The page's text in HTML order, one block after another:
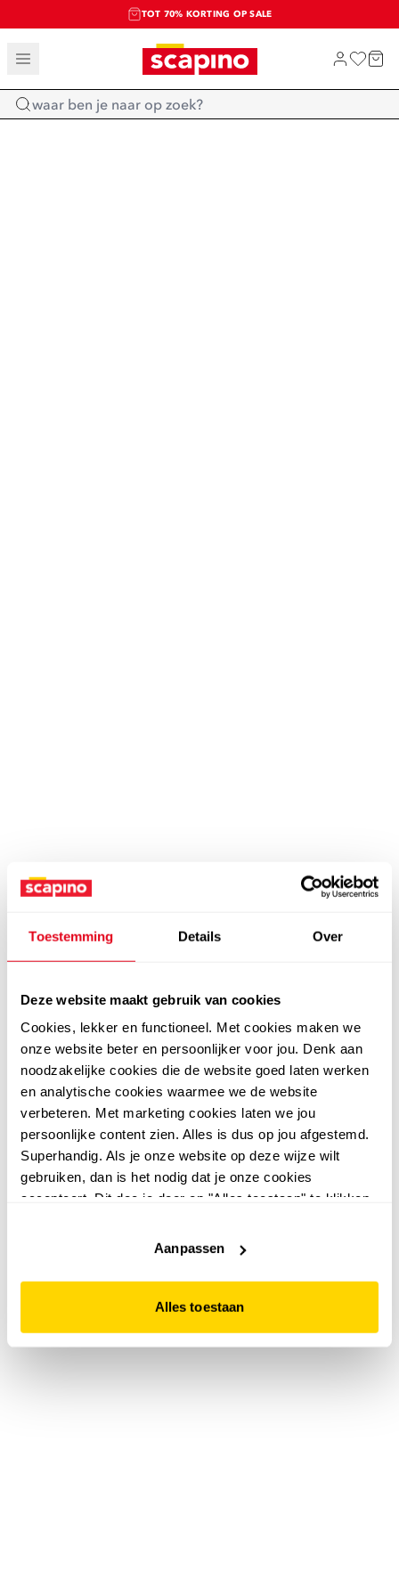
Toestemming Details Over
Deze website maakt gebruik van cookies
Cookies, lekker en functioneel. Met cookies maken we
onze website beter en persoonlijker voor jou. Denk aan
noodzakelijke cookies die de website goed laten werken
en analytische cookies waarmee we de website
verbeteren. Met marketing cookies laten we jou
persoonlijke content zien. Alles is dus op jou afgestemd.
Superhandig. Als je onze website op deze wijze wilt
gebruiken, dan is het nodig dat je onze cookies
accepteert. Dit doe je door op "Alles toestaan" te klikken.
website niet optimaal functioneert.
Aanpassen
Alles toestaan
TOT 70% KORTING OP SALE
SALE: LAATSTE KANS!
SHOP NIEUW
Home